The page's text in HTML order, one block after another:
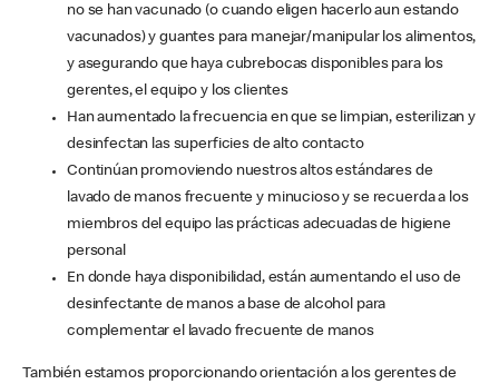
no se han vacunado (o cuando eligen hacerlo aun estando
vacunados) y guantes para manejar/manipular los alimentos,
y asegurando que haya cubrebocas disponibles para los
gerentes, el equipo y los clientes
Han aumentado la frecuencia en que se limpian, esterilizan y
desinfectan las superficies de alto contacto
Continúan promoviendo nuestros altos estándares de
lavado de manos frecuente y minucioso y se recuerda a los
miembros del equipo las prácticas adecuadas de higiene
personal
En donde haya disponibilidad, están aumentando el uso de
desinfectante de manos a base de alcohol para
complementar el lavado frecuente de manos
También estamos proporcionando orientación a los gerentes de